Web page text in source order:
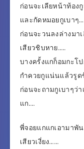
ก่อนจะเลียหน้าท้อง
และกัดหมอยกูเบาๆ
ก่อนจะวนลงล่างมา
เสียวชิบหาย…..
บางครั้งแกก็อมกะโ
กำควยกูแน่นแล้วรู
ก่อนจะถามกูเบาๆว่
แก….
พี่จอยแกแกเอามาพั
เสียวเงี่ยง……